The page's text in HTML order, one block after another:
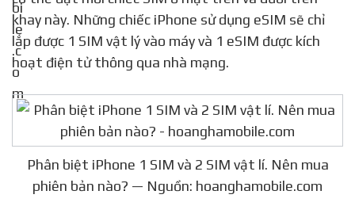
được thiết kế lại tạo thành một khay SIM kép. Bạn
có thể đặt mỗi chiếc SIM ở mặt trên và dưới trên
khay này. Những chiếc iPhone sử dụng eSIM sẽ chỉ
hoạt điện tử thông qua nhà mạng.